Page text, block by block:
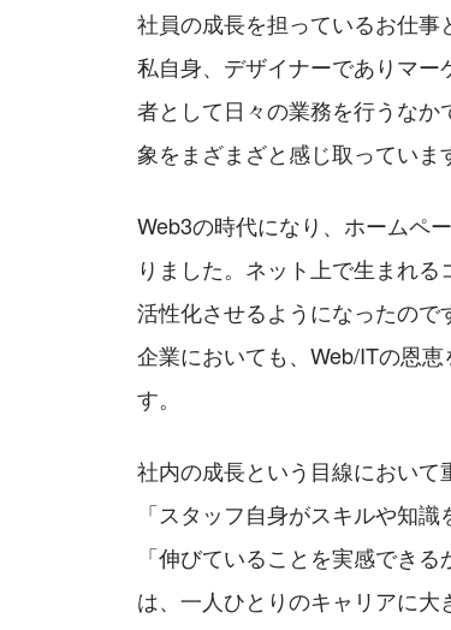
社員の成長を担っているお仕事
私自身、デザイナーでありマ
者として日々の業務を行うな
象をまざまざと感じ取っていま
Web3の時代になり、ホームペ
りました。ネット上で生まれ
活性化させるようになったの
企業においても、Web/ITの恩
す。
社内の成長という目線におい
「スタッフ自身がスキルや知
「伸びていることを実感でき
は、一人ひとりのキャリアに大